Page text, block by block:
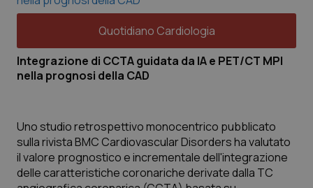
Quotidiano Cardiologia
Integrazione di CCTA guidata da IA e PET/CT MPI
nella prognosi della CAD
Uno studio retrospettivo monocentrico pubblicato
sulla rivista BMC Cardiovascular Disorders ha valutato
il valore prognostico e incrementale dell'integrazione
delle caratteristiche coronariche derivate dalla TC